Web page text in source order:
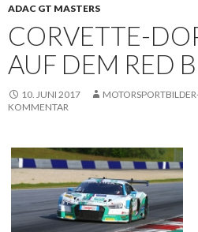
ADAC GT MASTERS
CORVETTE-
AUF DEM RED
10. JUNI 2017
KOMMENTAR